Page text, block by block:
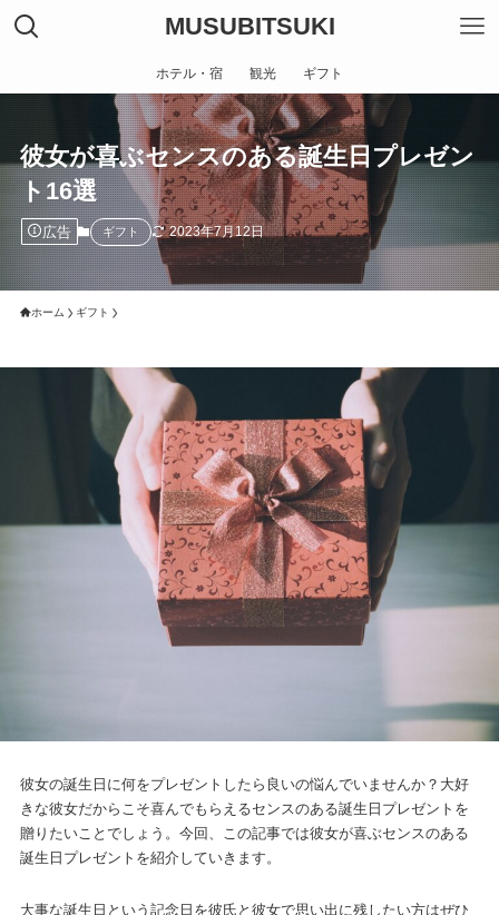
MUSUBITSUKI
ホテル・宿 観光 ギフト
彼女が喜ぶセンスのある誕生日プレゼン
ト16選
広告 ギフト 2023年7月12日
ホーム ギフト
彼女の誕生日に何をプレゼントしたら良いの悩んでいませんか？大好
きな彼女だからこそ喜んでもらえるセンスのある誕生日プレゼントを
贈りたいことでしょう。今回、この記事では彼女が喜ぶセンスのある
誕生日プレゼントを紹介していきます。
大事な誕生日という記念日を彼氏と彼女で思い出に残したい方はぜひ